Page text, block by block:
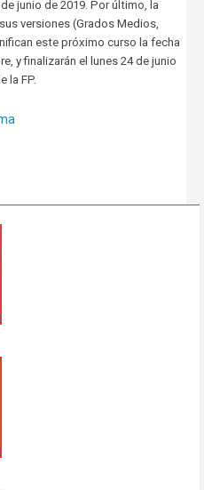
junio de 2019. Por último, la
versiones (Grados Medios,
este próximo curso la fecha
y finalizarán el lunes 24 de junio
la FP.